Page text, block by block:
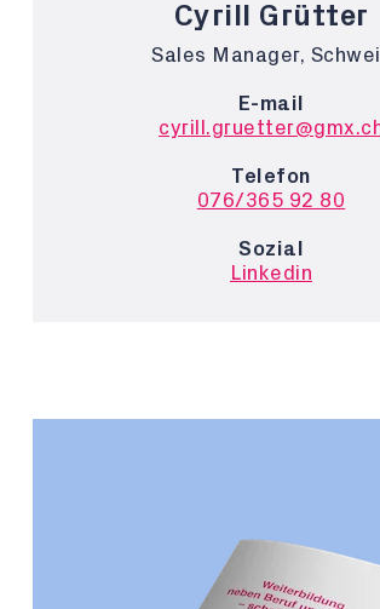
Cyrill Grütter
Sales Manager,
E-mail
Telefon
076/365 92 80
Sozial
Linkedin